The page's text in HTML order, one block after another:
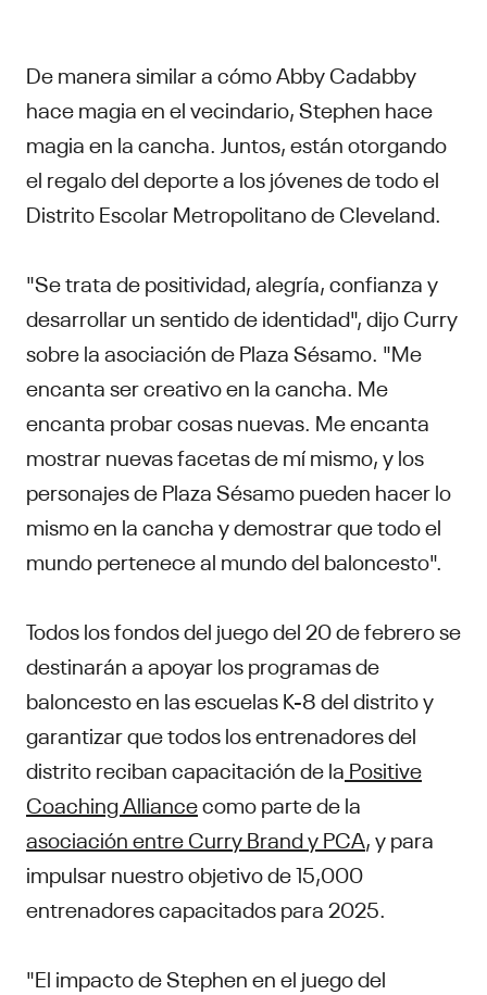
De manera similar a cómo Abby Cadabby
hace magia en el vecindario, Stephen hace
magia en la cancha. Juntos, están otorgando
el regalo del deporte a los jóvenes de todo el
Distrito Escolar Metropolitano de Cleveland.
"Se trata de positividad, alegría, confianza y
desarrollar un sentido de identidad", dijo Curry
sobre la asociación de Plaza Sésamo. "Me
encanta ser creativo en la cancha. Me
encanta probar cosas nuevas. Me encanta
mostrar nuevas facetas de mí mismo, y los
personajes de Plaza Sésamo pueden hacer lo
mismo en la cancha y demostrar que todo el
mundo pertenece al mundo del baloncesto".
Todos los fondos del juego del 20 de febrero se
destinarán a apoyar los programas de
baloncesto en las escuelas K-8 del distrito y
garantizar que todos los entrenadores del
distrito reciban capacitación de la Positive
Coaching Alliancecomo parte de la
asociación entre Curry Brand y PCA, y para
impulsar nuestro objetivo de 15,000
entrenadores capacitados para 2025.
"El impacto de Stephen en el juego del